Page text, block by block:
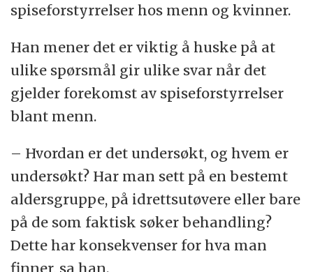
spiseforstyrrelser hos menn og kvinner.
Han mener det er viktig å huske på at
ulike spørsmål gir ulike svar når det
gjelder forekomst av spiseforstyrrelser
blant menn.
– Hvordan er det undersøkt, og hvem er
undersøkt? Har man sett på en bestemt
aldersgruppe, på idrettsutøvere eller bare
på de som faktisk søker behandling?
Dette har konsekvenser for hva man
finner, sa han.